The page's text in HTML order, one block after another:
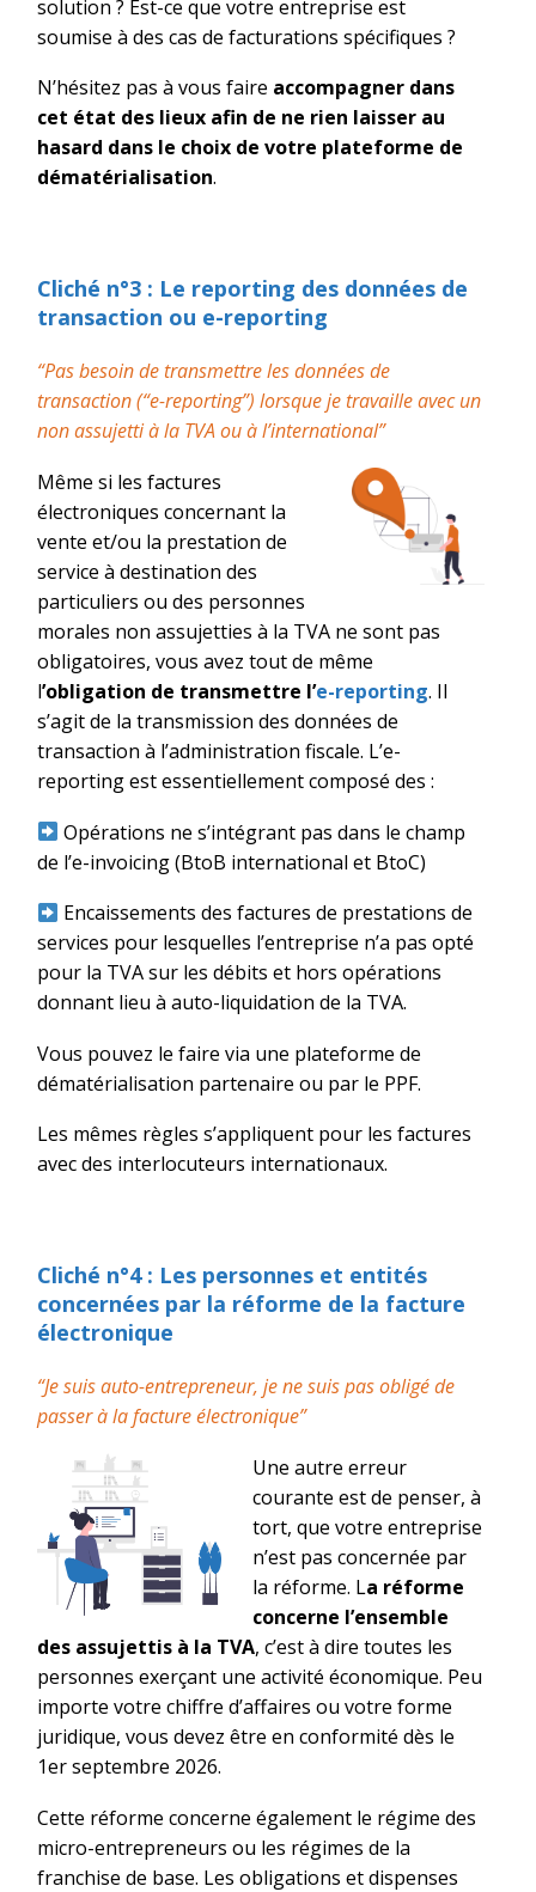
solution ? Est-ce que votre entreprise est
soumise à des cas de facturations spécifiques ?
N’hésitez pas à vous faire accompagner dans
cet état des lieux afin de ne rien laisser au
hasard dans le choix de votre plateforme de
dématérialisation.
Cliché n°3 : Le reporting des données de
transaction ou e-reporting
“Pas besoinde transmettre les données de
transaction (“e-reporting”) lorsque je travaille avecun
non assujettià la TVAou à l’international”
Même si les factures
électroniques concernant la
vente et/ou la prestation de
service à destination des
particuliers ou des personnes
morales non assujetties à la TVA ne sont pas
obligatoires, vous avez tout de même
l’obligation de transmettre l’e-reporting. Il
s’agit de la transmission des données de
transaction à l’administration fiscale. L’e-
reporting est essentiellement composé des :
Opérations ne s’intégrant pas dans le champ
de l’e-invoicing (BtoB international et BtoC)
Encaissements des factures de prestations de
services pour lesquelles l’entreprise n’a pas opté
pour la TVA sur les débits et hors opérations
donnant lieu à auto-liquidation de la TVA.
Vous pouvez le faire via une plateforme de
dématérialisation partenaire ou par le PPF.
Les mêmes règles s’appliquent pour les factures
avec des interlocuteurs internationaux.
Cliché n°4: Les personnes et entités
concernées par la réforme de la facture
électronique
“Je suis auto-entrepreneur, je ne suis pas obligé de
passerà la facture électronique”
Une autre erreur
courante est de penser, à
tort, que votre entreprise
n’est pas concernée par
la réforme. La réforme
concerne l’ensemble
des assujettis à la TVA, c’est à dire toutes les
personnes exerçant une activité économique. Peu
importe votre chiffre d’affaires ou votre forme
juridique, vous devez être en conformité dès le
1er septembre 2026.
Cette réforme concerne également le régime des
micro-entrepreneurs ou les régimes de la
franchise de base. Les obligations et dispenses